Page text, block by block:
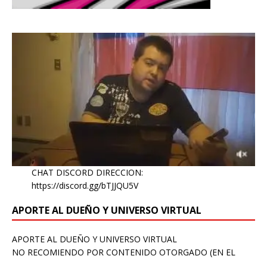
CHAT DISCORD DIRECCION:
https://discord.gg/bTJJQU5V
APORTE AL DUEÑO Y UNIVERSO VIRTUAL
APORTE AL DUEÑO Y UNIVERSO VIRTUAL
NO RECOMIENDO POR CONTENIDO OTORGADO (EN EL